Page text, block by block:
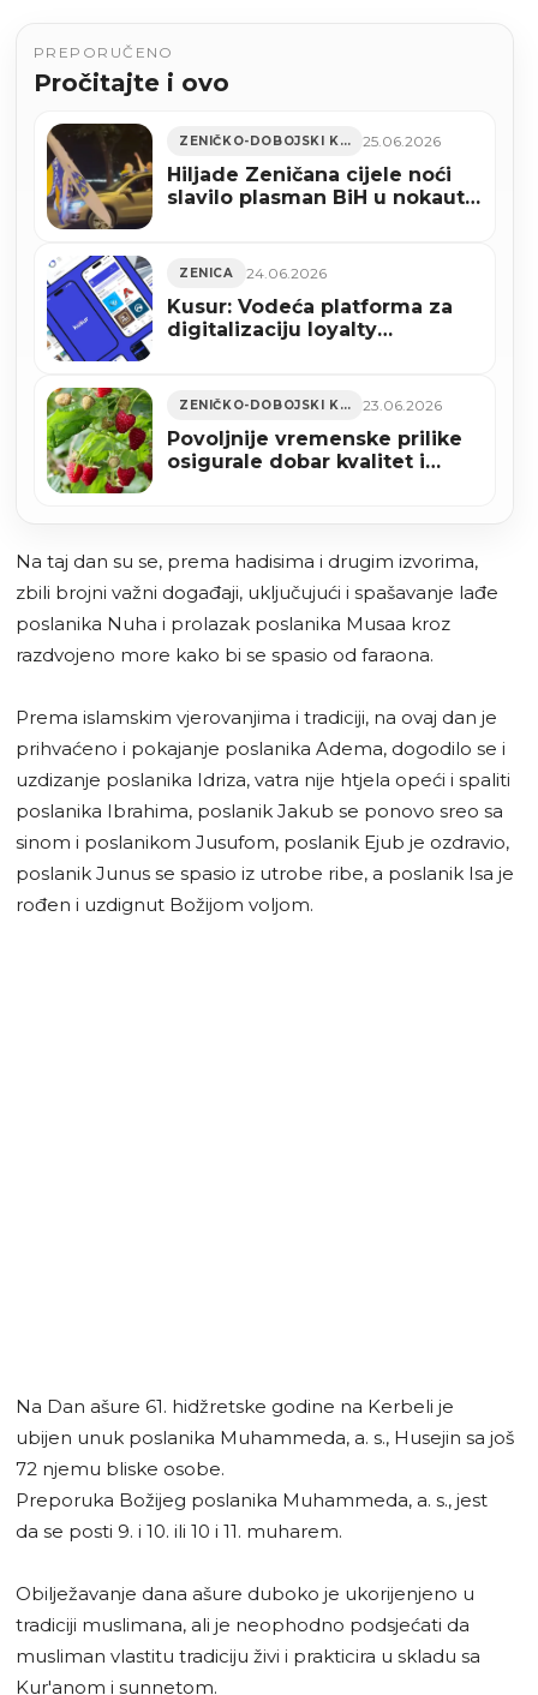
PREPORUČENO
Pročitajte i ovo
ZENIČKO-DOBOJSKI KANTON 25.06.2026
Hiljade Zeničana cijele noći
slavilo plasman BiH u nokaut-
ZENICA 24.06.2026
Kusur: Vodeća platforma za
digitalizaciju loyalty
ZENIČKO-DOBOJSKI KANTON 23.06.2026
Povoljnije vremenske prilike
osigurale dobar kvalitet i
Na taj dan su se, prema hadisima i drugim izvorima,
zbili brojni važni događaji, uključujući i spašavanje lađe
poslanika Nuha i prolazak poslanika Musaa kroz
razdvojeno more kako bi se spasio od faraona.
Prema islamskim vjerovanjima i tradiciji, na ovaj dan je
prihvaćeno i pokajanje poslanika Adema, dogodilo se i
uzdizanje poslanika Idriza, vatra nije htjela opeći i spaliti
poslanika Ibrahima, poslanik Jakub se ponovo sreo sa
sinom i poslanikom Jusufom, poslanik Ejub je ozdravio,
poslanik Junus se spasio iz utrobe ribe, a poslanik Isa je
rođen i uzdignut Božijom voljom.
Na Dan ašure 61. hidžretske godine na Kerbeli je
ubijen unuk poslanika Muhammeda, a. s., Husejin sa još
72 njemu bliske osobe.
Preporuka Božijeg poslanika Muhammeda, a. s., jest
da se posti 9. i 10. ili 10 i 11. muharem.
Obilježavanje dana ašure duboko je ukorijenjeno u
tradiciji muslimana, ali je neophodno podsjećati da
musliman vlastitu tradiciju živi i prakticira u skladu sa
Kur'anom i sunnetom.